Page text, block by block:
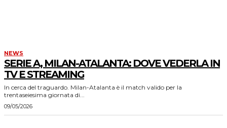
NEWS
SERIE A, MILAN-ATALANTA: DOVE VEDERLA IN
TV E STREAMING
In cerca del traguardo. Milan-Atalanta è il match valido per la
trentaseiesima giornata di...
09/05/2026